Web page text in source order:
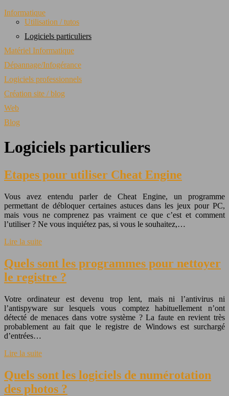
Informatique
Utilisation / tutos
Logiciels particuliers
Matériel Informatique
Dépannage/Infogérance
Logiciels professionnels
Création site / blog
Web
Blog
Logiciels particuliers
Etapes pour utiliser Cheat Engine
Vous avez entendu parler de Cheat Engine, un programme
permettant de débloquer certaines astuces dans les jeux pour PC,
mais vous ne comprenez pas vraiment ce que c’est et comment
l’utiliser ? Ne vous inquiétez pas, si vous le souhaitez,…
Lire la suite
Quels sont les programmes pour nettoyer
le registre ?
Votre ordinateur est devenu trop lent, mais ni l’antivirus ni
l’antispyware sur lesquels vous comptez habituellement n’ont
détecté de menaces dans votre système ? La faute en revient très
probablement au fait que le registre de Windows est surchargé
d’entrées…
Lire la suite
Quels sont les logiciels de numérotation
des photos ?